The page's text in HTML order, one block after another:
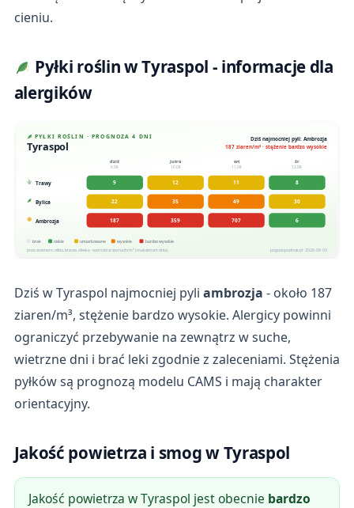
cieniu.
Pyłki roślin w Tyraspol - informacje dla
alergików
PYŁKI ROŚLIN · PROGNOZA 4 DNI
Tyraspol
Dziś najmocniej pyli: Ambrozja
187 ziaren/m³ · stężenie bardzo wysokie
dziś
9.08
jutro
10.08
wt
11.08
śr
12.08
Trawy 9 12 11 8
Bylica 22 35 49 30
Ambrozja 187 359 707 6
brak niskie umiarkowane wysokie bardzo wysokie
poza sezonem: olcha, brzoza, oliwka · wartości w ziarnach/m³ (maksimum dnia) pogodapodroze.pl · 2026-08-09
Dziś w Tyraspol najmocniej pyli ambrozja - około 187
ziaren/m³, stężenie bardzo wysokie. Alergicy powinni
ograniczyć przebywanie na zewnątrz w suche,
wietrzne dni i brać leki zgodnie z zaleceniami. Stężenia
pyłków są prognozą modelu CAMS i mają charakter
orientacyjny.
Jakość powietrza i smog w Tyraspol
Jakość powietrza w Tyraspol jest obecnie bardzo